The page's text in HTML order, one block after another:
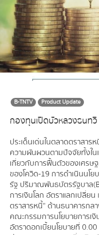
B-TNTV Product Update
กองทุนเปิดบัวหลวงธนทวี
ประเด็นเด่นในตลาดตราสา
ความผันผวนตามปัจจัยทั้งใน
เกี่ยวกับการฟื้นตัวของเศรษ
ของโควิด-19 การดำเนินนโ
รัฐ ปริมาณพันธบัตรรัฐบาล
การเงินโลก อัตราแลกเปลี่ย
ตราสารหนี้” ด้านธนาคารกล
คณะกรรมการนโยบายการเ
อัตราดอกเบี้ยนโยบายที่